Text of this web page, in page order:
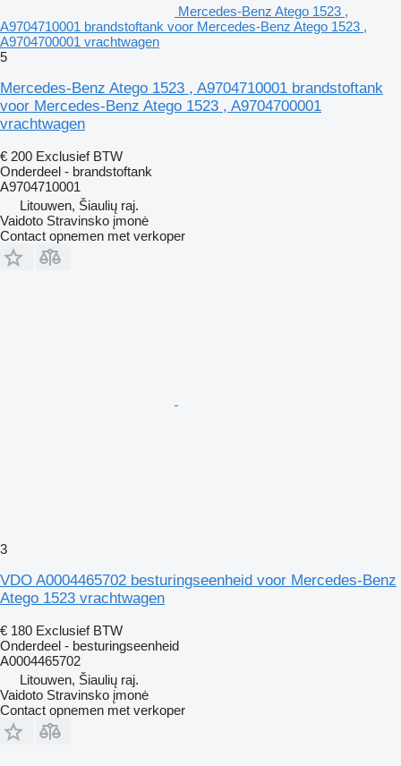
Mercedes-Benz Atego 1523 ,
A9704710001 brandstoftank voor Mercedes-Benz Atego 1523 ,
A9704700001 vrachtwagen
5
Mercedes-Benz Atego 1523 , A9704710001 brandstoftank
voor Mercedes-Benz Atego 1523 , A9704700001
vrachtwagen
€ 200 Exclusief BTW
Onderdeel - brandstoftank
A9704710001
Litouwen, Šiaulių raj.
Vaidoto Stravinsko įmonė
Contact opnemen met verkoper
3
VDO A0004465702 besturingseenheid voor Mercedes-Benz
Atego 1523 vrachtwagen
€ 180 Exclusief BTW
Onderdeel - besturingseenheid
A0004465702
Litouwen, Šiaulių raj.
Vaidoto Stravinsko įmonė
Contact opnemen met verkoper